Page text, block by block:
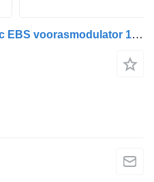
Modulateur EBS Scania Occ EBS voorasmodulator 1442935, K000085 pour camion